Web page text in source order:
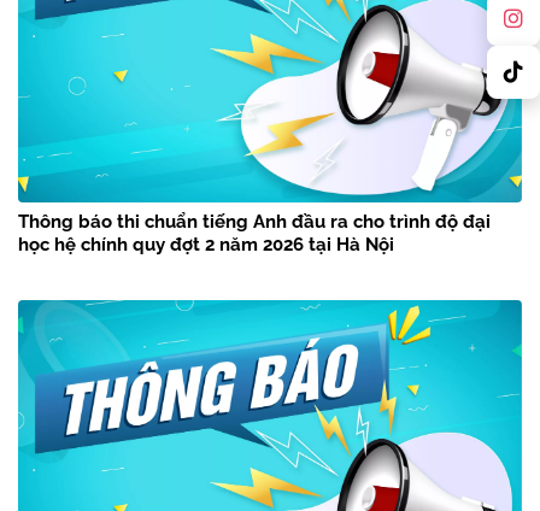
Thông báo thi chuẩn tiếng Anh đầu ra cho trình độ đại
học hệ chính quy đợt 2 năm 2026 tại Hà Nội